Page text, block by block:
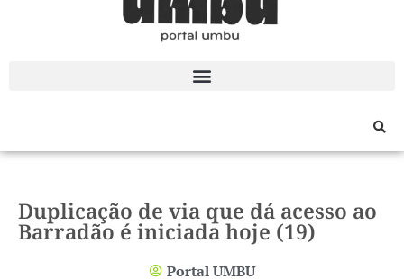
Duplicação de via que dá acesso ao
Barradão é iniciada hoje (19)
Portal UMBU